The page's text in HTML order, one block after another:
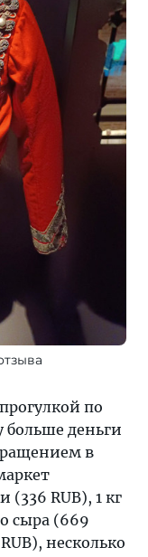
по
деньги
в
(336 RUB), 1 кг
сыра (669
несколько